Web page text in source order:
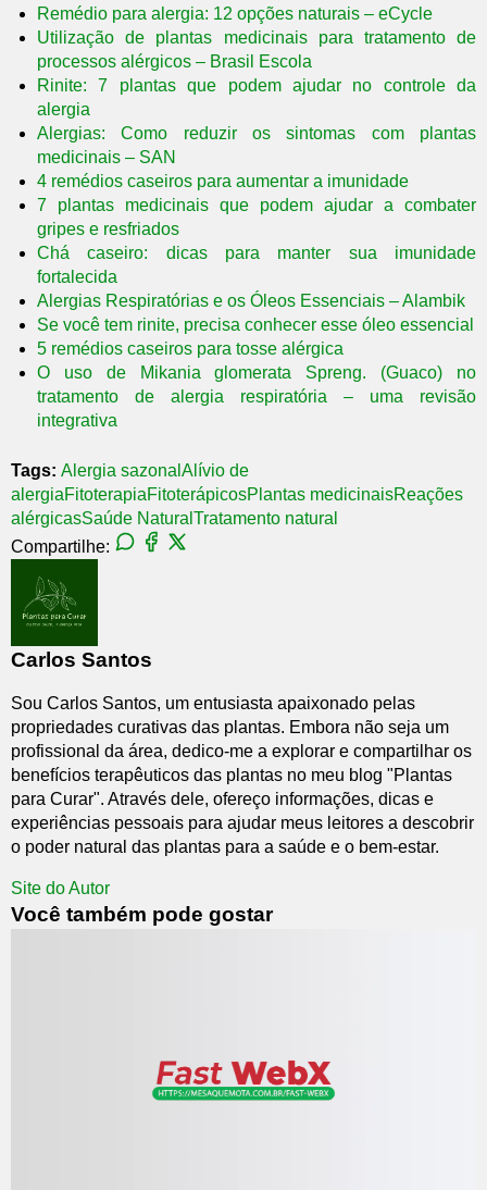
Remédio para alergia: 12 opções naturais – eCycle
Utilização de plantas medicinais para tratamento de
processos alérgicos – Brasil Escola
Rinite: 7 plantas que podem ajudar no controle da
alergia
Alergias: Como reduzir os sintomas com plantas
medicinais – SAN
4 remédios caseiros para aumentar a imunidade
7 plantas medicinais que podem ajudar a combater
gripes e resfriados
Chá caseiro: dicas para manter sua imunidade
fortalecida
Alergias Respiratórias e os Óleos Essenciais – Alambik
Se você tem rinite, precisa conhecer esse óleo essencial
5 remédios caseiros para tosse alérgica
O uso de Mikania glomerata Spreng. (Guaco) no
tratamento de alergia respiratória – uma revisão
integrativa
Tags: Alergia sazonal Alívio de
alergiaFitoterapiaFitoterápicosPlantas medicinaisReações
alérgicasSaúde Natural Tratamento natural
Compartilhe:
Carlos Santos
Sou Carlos Santos, um entusiasta apaixonado pelas
propriedades curativas das plantas. Embora não seja um
profissional da área, dedico-me a explorar e compartilhar os
benefícios terapêuticos das plantas no meu blog "Plantas
para Curar". Através dele, ofereço informações, dicas e
experiências pessoais para ajudar meus leitores a descobrir
o poder natural das plantas para a saúde e o bem-estar.
Site do Autor
Você também pode gostar